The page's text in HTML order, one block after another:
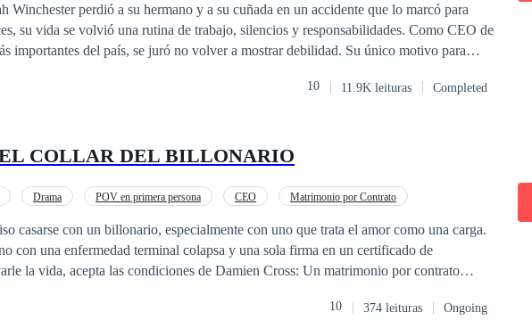
Winchester perdió a su hermano y a su cuñada en un accidente que lo marcó para
su vida se volvió una rutina de trabajo, silencios y responsabilidades. Como CEO de
importantes del país, se juró no volver a mostrar debilidad. Su único motivo para
después de que un rumor destruyera su carrera como maestra. Humillada y
sobrino del CEO más temido y reservado del país. Un malentendido, una
enseñarle a Noah que el corazón no se gobierna
10 11.9K leituras Completed
COLLAR DEL BILLONARIO
Drama POV en primera persona CEO
Matrimonio por Contrato
casarse con un billonario, especialmente con uno que trata el amor como una carga.
con una enfermedad terminal colapsa y una sola firma en un certificado de
acepta las condiciones de Damien Cross: Un matrimonio por contrato
y la considera indigna. Y cuando Damien le entrega un collar de zafiro que
10 374 leituras Ongoing